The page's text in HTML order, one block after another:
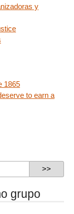
y
1865
to earn a
grupo